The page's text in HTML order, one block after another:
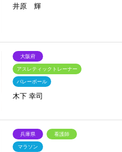
井原 輝
大阪府
アスレティックトレーナー
バレーボール
木下 幸司
兵庫県 看護師
マラソン